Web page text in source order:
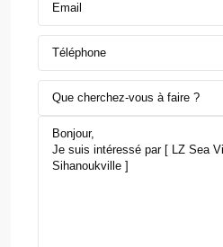
Que cherchez-vous à faire ?